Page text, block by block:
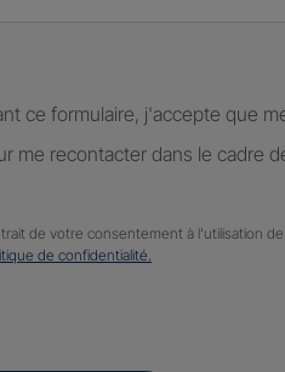
ce formulaire, j'accepte que
me recontacter dans le cadre
de votre consentement à l'utilisation
de confidentialité.